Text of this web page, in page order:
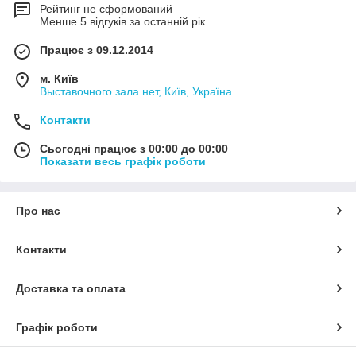
Рейтинг не сформований
Менше 5 відгуків за останній рік
Працює з 09.12.2014
м. Київ
Выставочного зала нет, Київ, Україна
Контакти
Сьогодні працює з 00:00 до 00:00
Показати весь графік роботи
Про нас
Контакти
Доставка та оплата
Графік роботи